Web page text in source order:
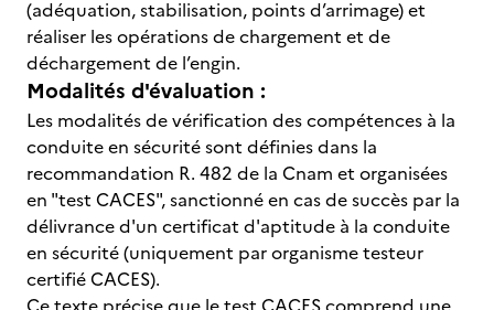
(adéquation, stabilisation, points d’arrimage) et
réaliser les opérations de chargement et de
déchargement de l’engin.
Modalités d'évaluation :
Les modalités de vérification des compétences à la
conduite en sécurité sont définies dans la
recommandation R. 482 de la Cnam et organisées
en "test CACES", sanctionné en cas de succès par la
délivrance d'un certificat d'aptitude à la conduite
en sécurité (uniquement par organisme testeur
certifié CACES).